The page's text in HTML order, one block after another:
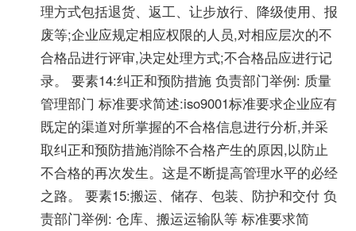
理方式包括退货、返工、让步放行、降级使用、报
废等;企业应规定相应权限的人员,对相应层次的不
合格品进行评审,决定处理方式;不合格品应进行记
录。 要素14:纠正和预防措施 负责部门举例: 质量
管理部门 标准要求简述:iso9001标准要求企业应有
既定的渠道对所掌握的不合格信息进行分析,并采
取纠正和预防措施消除不合格产生的原因,以防止
不合格的再次发生。这是不断提高管理水平的必经
之路。 要素15:搬运、储存、包装、防护和交付 负
责部门举例: 仓库、搬运运输队等 标准要求简